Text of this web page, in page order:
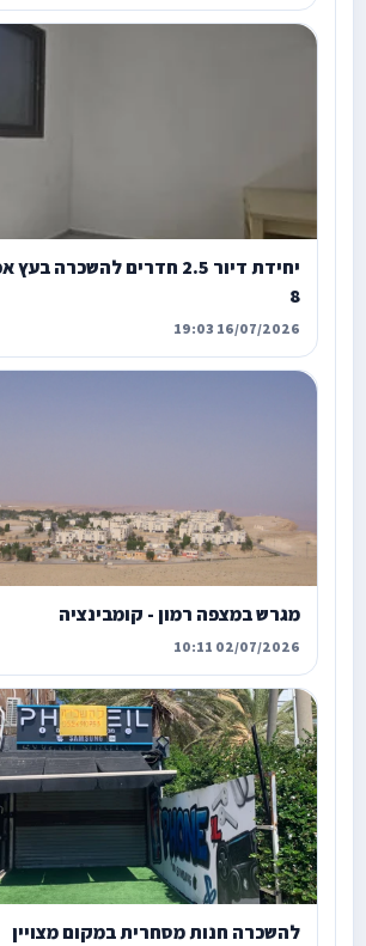
יחידת דיור 2.5 חדרים
8
16/07/2026 19:03
מגרש במצפה רמון - קומבינציה
02/07/2026 10:11
להשכרה חנות מסחרית במקום מצויין